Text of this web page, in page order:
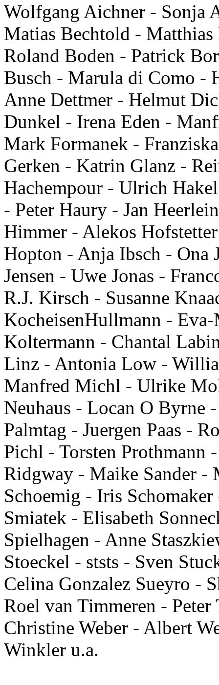
Wolfgang Aichner - Sonja
Matias Bechtold -
Roland Boden - Patrick
Busch - Marula di Como -
Anne Dettmer - Helmut
Dunkel - Irena Eden -
Mark Formanek -
Gerken - Katrin Glanz -
Hachempour - Ulrich
- Peter Haury - Jan
Himmer - Alekos
Hopton - Anja Ibsch - Ona
Jensen - Uwe Jonas -
R.J. Kirsch - Susanne
KocheisenHullmann -
Koltermann - Chantal
Linz - Antonia Low -
Manfred Michl - Ulrike
Neuhaus - Locan O Byrne
Palmtag - Juergen Paas -
Pichl - Torsten Prothmann
Ridgway - Maike Sander -
Schoemig - Iris
Smiatek - Elisabeth
Spielhagen - Anne
Stoeckel - ststs - Sven
Celina Gonzalez Sueyro -
Roel van Timmeren -
Christine Weber - Albert
Winkler u.a.